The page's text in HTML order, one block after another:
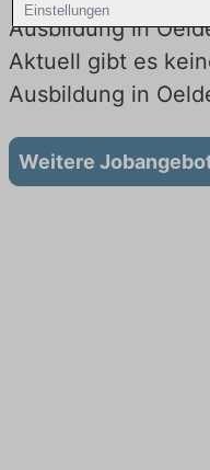
Einstellungen
Ausbildung in
Aktuell gibt es
Ausbildung in
Weitere